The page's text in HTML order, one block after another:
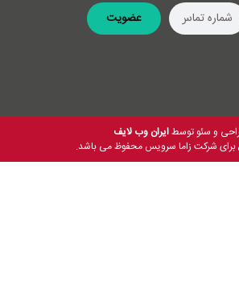
عضویت
و سئو توسطایران وب لایف
برای شرکت زاما سرویس محفوظ می باشد.